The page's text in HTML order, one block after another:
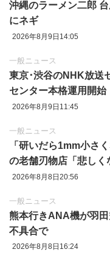
沖縄のラーメン二郎
にネギ
2026年8月9日14:05
一般ニュース
東京‪･‬渋谷のNHK放送
センター本格運用開始
2026年8月9日11:45
一般ニュース
「研いだら1mm小さ
の老舗刃物店「悲しく
2026年8月8日20:56
一般ニュース
熊本行きANA機が羽
不具合で
2026年8月8日16:24